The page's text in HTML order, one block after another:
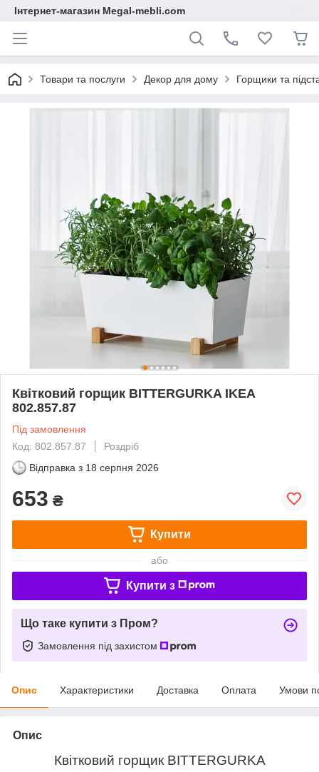
Інтернет-магазин Megal-mebli.com
Товари та послуги Декор для дому Горщики та
Квітковий горщик BITTERGURKA IKEA
802.857.87
Під замовлення
Код: 802.857.87
Роздріб
Відправка з 18 серпня 2026
653 ₴
Купити
або
Купити з
Що таке купити з Пром?
Замовлення під захистом
Опис Характеристики Доставка Оплата Умови
Опис
Квітковий горщик BITTERGURKA